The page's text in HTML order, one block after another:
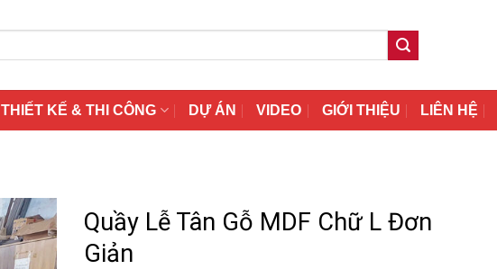
THIẾT KẾ & THI CÔNG DỰ ÁN VIDEO GIỚI THIỆU LIÊN HỆ
Quầy Lễ Tân Gỗ MDF Chữ L Đơn
Giản